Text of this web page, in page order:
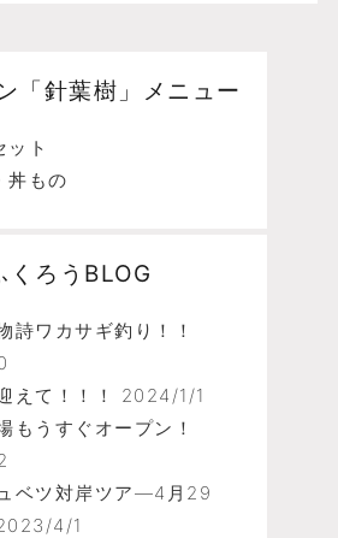
「針葉樹」メニュー
ット
丼もの
くろうBLOG
詩ワカサギ釣り！！
えて！！！
2024/1/1
もうすぐオープン！
ベツ対岸ツア―4月29
4/1